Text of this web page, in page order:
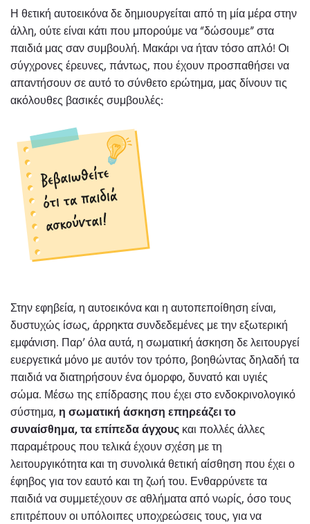
Η θετική αυτοεικόνα δε δημιουργείται από τη μία μέρα στην
άλλη, ούτε είναι κάτι που μπορούμε να “δώσουμε” στα
παιδιά μας σαν συμβουλή. Μακάρι να ήταν τόσο απλό! Οι
σύγχρονες έρευνες, πάντως, που έχουν προσπαθήσει να
απαντήσουν σε αυτό το σύνθετο ερώτημα, μας δίνουν τις
ακόλουθες βασικές συμβουλές:
Στην εφηβεία, η αυτοεικόνα και η αυτοπεποίθηση είναι,
δυστυχώς ίσως, άρρηκτα συνδεδεμένες με την εξωτερική
εμφάνιση. Παρ’ όλα αυτά, η σωματική άσκηση δε λειτουργεί
ευεργετικά μόνο με αυτόν τον τρόπο, βοηθώντας δηλαδή τα
παιδιά να διατηρήσουν ένα όμορφο, δυνατό και υγιές
σώμα. Μέσω της επίδρασης που έχει στο ενδοκρινολογικό
σύστημα, η σωματική άσκηση επηρεάζει το
συναίσθημα, τα επίπεδα άγχους και πολλές άλλες
παραμέτρους που τελικά έχουν σχέση με τη
λειτουργικότητα και τη συνολικά θετική αίσθηση που έχει ο
έφηβος για τον εαυτό και τη ζωή του. Ενθαρρύνετε τα
παιδιά να συμμετέχουν σε αθλήματα από νωρίς, όσο τους
επιτρέπουν οι υπόλοιπες υποχρεώσεις τους, για να